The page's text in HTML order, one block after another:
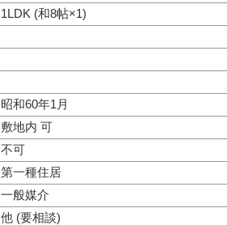
1LDK (和8帖×1)
昭和60年1月
敷地内 可
不可
第一種住居
一般媒介
他 (要相談)